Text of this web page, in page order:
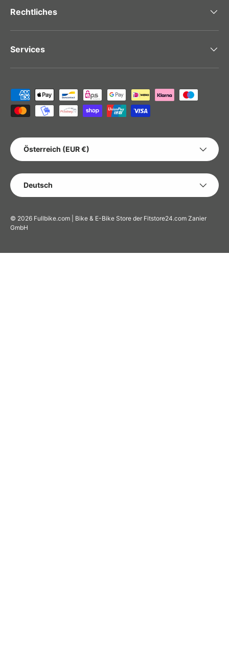
Rechtliches
Services
Zahlungsmethoden
LAND/REGION
Österreich (EUR €)
SPRACHE
Deutsch
© 2026 Fullbike.com | Bike & E-Bike Store der Fitstore24.com Zanier
GmbH